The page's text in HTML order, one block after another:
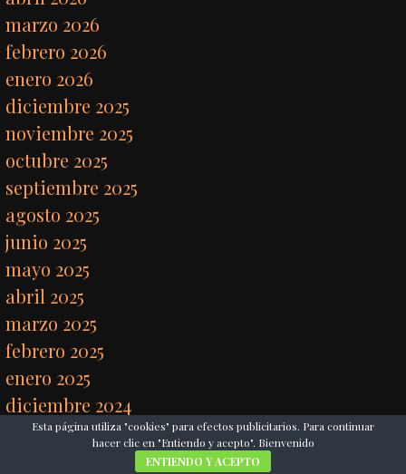
marzo 2026
febrero 2026
enero 2026
diciembre 2025
noviembre 2025
octubre 2025
septiembre 2025
agosto 2025
junio 2025
mayo 2025
abril 2025
marzo 2025
febrero 2025
enero 2025
diciembre 2024
noviembre 2024
Esta página utiliza "cookies" para efectos publicitarios. Para continuar
hacer clic en "Entiendo y acepto". Bienvenido
ENTIENDO Y ACEPTO